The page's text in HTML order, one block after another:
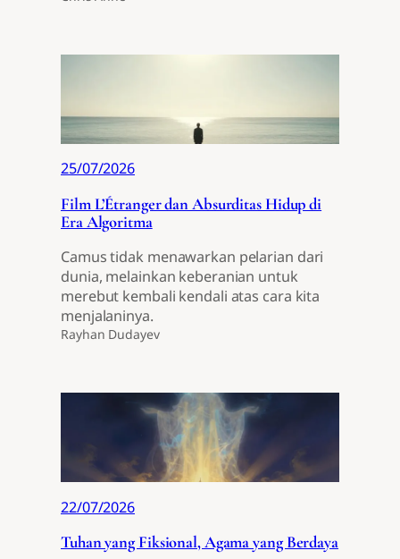
25/07/2026
Film L’Étranger dan Absurditas Hidup di
Era Algoritma
Camus tidak menawarkan pelarian dari
dunia, melainkan keberanian untuk
merebut kembali kendali atas cara kita
menjalaninya.
Rayhan Dudayev
22/07/2026
Tuhan yang Fiksional, Agama yang Berdaya